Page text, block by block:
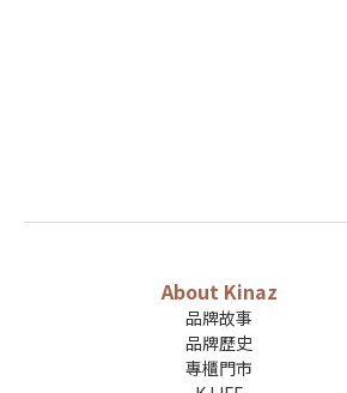
About Kinaz
品牌故事
品牌歷史
專櫃門市